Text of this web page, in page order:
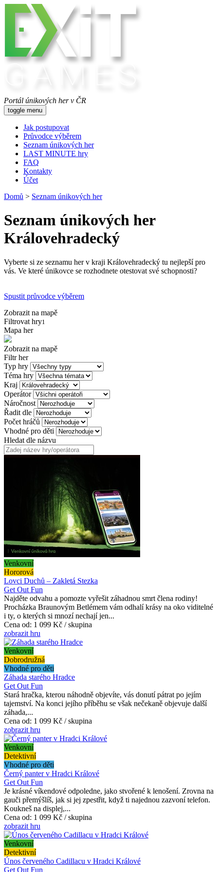
Portál únikových her v ČR
toggle menu
Jak postupovat
Průvodce výběrem
Seznam únikových her
LAST MINUTE hry
FAQ
Kontakty
Účet
Domů > Seznam únikových her
Seznam únikových her
Královehradecký
Vyberte si ze seznamu her v kraji Královehradecký tu nejlepší pro
vás. Ve které únikovce se rozhodnete otestovat své schopnosti?
Spustit průvodce výběrem
Zobrazit na mapě
Filtrovat hry1
Mapa her
Zobrazit na mapě
Filtr her
Typ hry
Téma hry
Kraj
Operátor
Náročnost
Řadit dle
Počet hráčů
Vhodné pro děti
Hledat dle názvu
Venkovní
Hororová
Lovci Duchů – Zakletá Stezka
Get Out Fun
Najděte odvahu a pomozte vyřešit záhadnou smrt člena rodiny!
Procházka Braunovým Betlémem vám odhalí krásy na oko viditelné
i ty, o kterých si mnozí nechají jen...
Cena od: 1 099 Kč / skupina
zobrazit hru
Venkovní
Dobrodružná
Vhodné pro děti
Záhada starého Hradce
Get Out Fun
Stará hračka, kterou náhodně objevíte, vás donutí pátrat po jejím
tajemství. Na konci jejího příběhu se však nečekaně objevuje další
záhada,...
Cena od: 1 099 Kč / skupina
zobrazit hru
Venkovní
Detektivní
Vhodné pro děti
Černý panter v Hradci Králové
Get Out Fun
Je krásné víkendové odpoledne, jako stvořené k lenošení. Zrovna na
gauči přemýšlíš, jak si jej zpestřit, když ti najednou zazvoní telefon.
Koukneš na displej,...
Cena od: 1 099 Kč / skupina
zobrazit hru
Venkovní
Detektivní
Únos červeného Cadillacu v Hradci Králové
Get Out Fun